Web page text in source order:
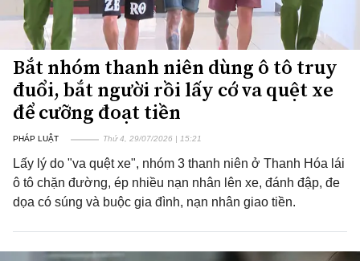
Bắt nhóm thanh niên dùng ô tô truy
đuổi, bắt người rồi lấy cớ va quệt xe
để cưỡng đoạt tiền
PHÁP LUẬT Thứ 4, 29/07/2026 | 15:21
Lấy lý do "va quệt xe", nhóm 3 thanh niên ở Thanh Hóa lái
ô tô chặn đường, ép nhiều nạn nhân lên xe, đánh đập, đe
dọa có súng và buộc gia đình, nạn nhân giao tiền.